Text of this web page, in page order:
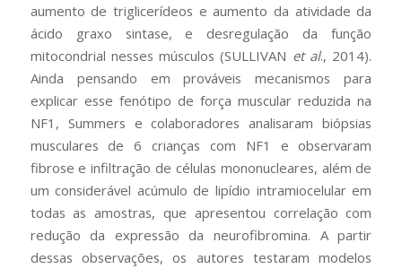
aumento de triglicerídeos e aumento da atividade da
ácido graxo sintase, e desregulação da função
mitocondrial nesses músculos (SULLIVAN et al., 2014).
Ainda pensando em prováveis mecanismos para
explicar esse fenótipo de força muscular reduzida na
NF1, Summers e colaboradores analisaram biópsias
musculares de 6 crianças com NF1 e observaram
fibrose e infiltração de células mononucleares, além de
um considerável acúmulo de lipídio intramiocelular em
todas as amostras, que apresentou correlação com
redução da expressão da neurofibromina. A partir
dessas observações, os autores testaram modelos